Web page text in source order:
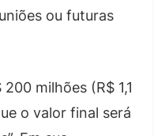
ou futuras
milhões (R$ 1,1
o valor final será